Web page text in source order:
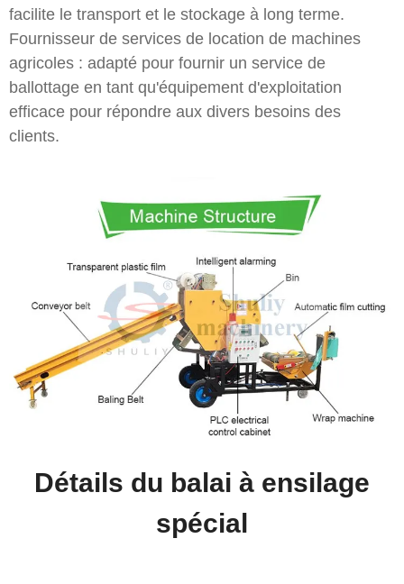
facilite le transport et le stockage à long terme.
Fournisseur de services de location de machines
agricoles : adapté pour fournir un service de
ballottage en tant qu'équipement d'exploitation
efficace pour répondre aux divers besoins des
clients.
Détails du balai à ensilage
spécial